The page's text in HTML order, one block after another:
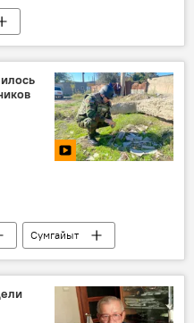
Сумгайыт
АР